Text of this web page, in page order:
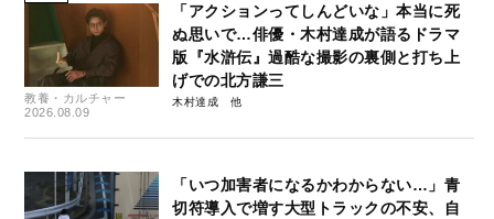
教養・カルチャー
2026.08.09
「アクションってしんどいな」本当に死
ぬ思いで…俳優・木村達成が語るドラマ
版『水滸伝』過酷な撮影の裏側と打ち上
げでの北方謙三
木村達成
「いつ加害者になるかわからない…」青
切符導入で増す大型トラックの不安、自